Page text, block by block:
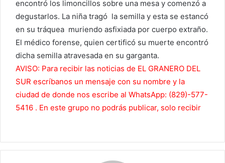
encontró los limoncillos sobre una mesa y comenzó a
degustarlos. La niña tragó la semilla y esta se estancó
en su tráquea muriendo asfixiada por cuerpo extraño.
El médico forense, quien certificó su muerte encontró
dicha semilla atravesada en su garganta.
AVISO: Para recibir las noticias de EL GRANERO DEL
SUR escríbanos un mensaje con su nombre y la
ciudad de donde nos escribe al WhatsApp: (829)-577-
5416 . En este grupo no podrás publicar, solo recibir